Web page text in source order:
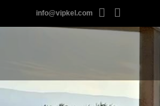
info@vipkel.com